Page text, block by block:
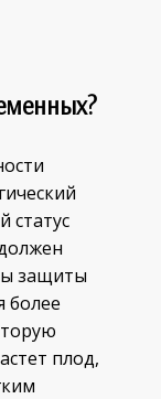
статус
защиты
более
плод,